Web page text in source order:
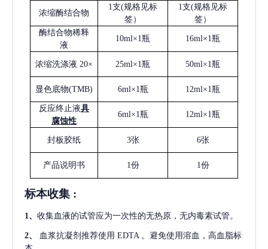
浓缩酶结合物
1支(规格见标
签）
1支(规格见标
签）
酶结合物稀释
液
10ml×1瓶 16ml×1瓶
浓缩洗涤液 20× 25ml×1瓶 50ml×1瓶
显色底物(TMB) 6ml×1瓶 12ml×1瓶
反应终止液具
腐蚀性
6ml×1瓶 12ml×1瓶
封板胶纸 3张 6张
产品说明书 1份 1份
标本收集 :
1、 收集血液的试管应为一次性的无热原，无内毒素试管。
2、 血浆抗凝剂推荐使用 EDTA 。避免使用溶血，高血脂标